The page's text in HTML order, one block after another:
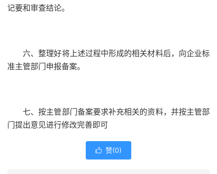
记要和审查结论。
六、整理好将上述过程中形成的相关材料后，向企业标
准主管部门申报备案。
七、按主管部门备案要求补充相关的资料，并按主管部
门提出意见进行修改完善即可
 赞(0)